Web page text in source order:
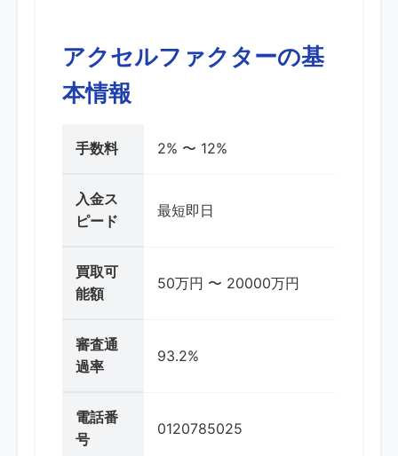
アクセルファクターの基
本情報
手数料 2% 〜 12%
入金ス
ピード
最短即日
買取可
能額
50万円 〜 20000万円
審査通
過率
93.2%
電話番
号
0120785025